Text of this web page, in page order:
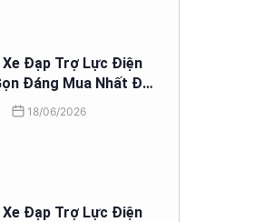
Xe Đạp Trợ Lực Điện
Đáng Mua Nhất Để
và xe buýt
18/06/2026
Xe Đạp Trợ Lực Điện